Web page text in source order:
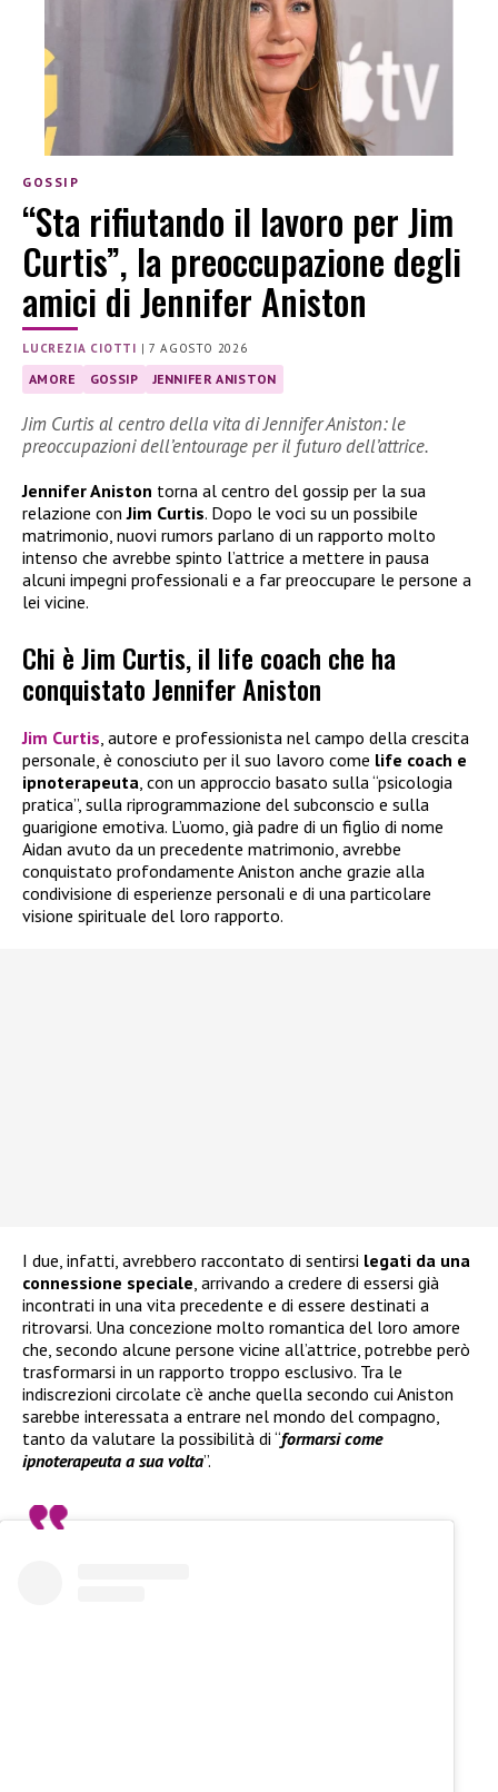
GOSSIP
“Sta rifiutando il lavoro per Jim
Curtis”, la preoccupazione degli
amici di Jennifer Aniston
LUCREZIA CIOTTI |7 AGOSTO 2026
AMORE GOSSIP JENNIFER ANISTON
Jim Curtis al centro della vita di Jennifer Aniston: le
preoccupazioni dell’entourage per il futuro dell’attrice.
Jennifer Aniston torna al centro del gossip per la sua
relazione conJim Curtis. Dopo le voci su un possibile
matrimonio, nuovi rumors parlano di un rapporto molto
intenso che avrebbe spinto l’attrice a mettere in pausa
alcuni impegni professionali e a far preoccupare le persone a
lei vicine.
Chi è Jim Curtis, il life coach che ha
conquistato Jennifer Aniston
Jim Curtis , autore e professionista nel campo della crescita
personale, è conosciuto per il suo lavoro come life coach e
ipnoterapeuta , con un approccio basato sulla “psicologia
pratica”, sulla riprogrammazione del subconscio e sulla
guarigione emotiva. L’uomo, già padre di un figlio di nome
Aidan avuto da un precedente matrimonio, avrebbe
conquistato profondamente Aniston anche grazie alla
condivisione di esperienze personali e di una particolare
visione spirituale del loro rapporto.
I due, infatti, avrebbero raccontato di sentirsi legati da una
connessione speciale , arrivando a credere di essersi già
incontrati in una vita precedente e di essere destinati a
ritrovarsi. Una concezione molto romantica del loro amore
che, secondo alcune persone vicine all’attrice, potrebbe però
trasformarsi in un rapporto troppo esclusivo. Tra le
indiscrezioni circolate c’è anche quella secondo cui Aniston
sarebbe interessata a entrare nel mondo del compagno,
tanto da valutare la possibilità di “formarsi come
ipnoterapeuta a sua volta”.